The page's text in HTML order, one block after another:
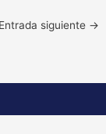
Entrada siguiente →